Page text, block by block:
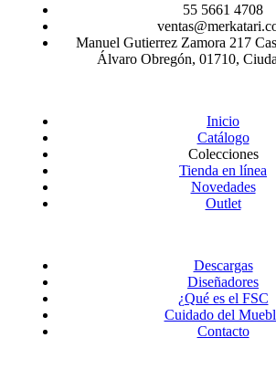
55 5661 4708
Manuel Gutierrez Zamora 217
Álvaro Obregón, 01710,
Inicio
Catálogo
Colecciones
Tienda en línea
Novedades
Outlet
Descargas
Diseñadores
¿Qué es el FSC
Cuidado del
Contacto